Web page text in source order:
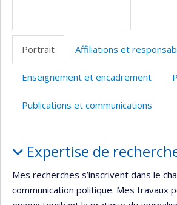
Portrait Affiliations et
Enseignement et encadrement
Publications et communications
Expertise de
Mes recherches s’inscrivent dans le
communication politique. Mes travaux